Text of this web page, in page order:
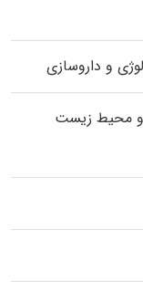
و داروسازی
و محیط زیست